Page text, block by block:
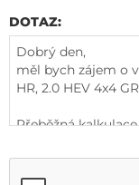
DOTAZ: